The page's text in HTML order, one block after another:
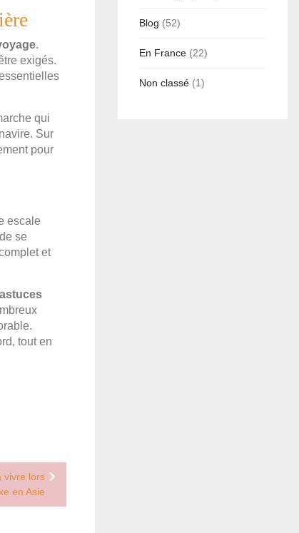
.
exigés.
qui
Sur
pour
escale
se
et
tout en
vivre lors
en Asie
Blog (52)
En France (22)
Non classé (1)